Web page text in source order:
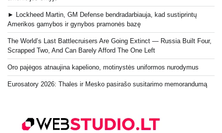
► Lockheed Martin, GM Defense bendradarbiauja, kad sustiprintų
Amerikos gamybos ir gynybos pramonės bazę
The World’s Last Battlecruisers Are Going Extinct — Russia Built Four,
Scrapped Two, And Can Barely Afford The One Left
Oro pajėgos atnaujina kapeliono, motinystės uniformos nurodymus
Eurosatory 2026: Thales ir Mesko pasirašo susitarimo memorandumą